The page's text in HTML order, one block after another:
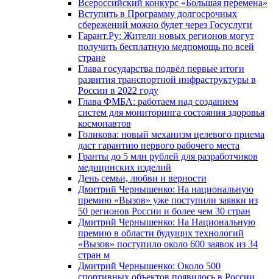
Всероссийский конкурс «Большая перемена»
Вступить в Программу долгосрочных
сбережений можно будет через Госуслуги
Гарант.Ру: Жители новых регионов могут
получить бесплатную медпомощь по всей
стране
Глава государства подвёл первые итоги
развития транспортной инфраструктуры в
России в 2022 году
Глава ФМБА: работаем над созданием
систем для мониторинга состояния здоровья
космонавтов
Голикова: новый механизм целевого приема
даст гарантию первого рабочего места
Гранты до 5 млн рублей для разработчиков
медицинских изделий
День семьи, любви и верности
Дмитрий Чернышенко: На национальную
премию «Вызов» уже поступили заявки из
50 регионов России и более чем 30 стран
Дмитрий Чернышенко: На Национальную
премию в области будущих технологий
«Вызов» поступило около 600 заявок из 34
стран м
Дмитрий Чернышенко: Около 500
спортивных объектов появилось в России